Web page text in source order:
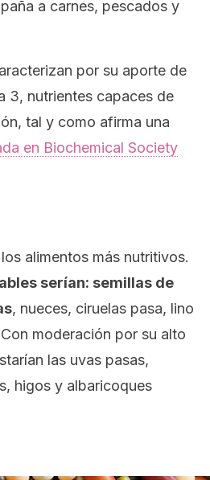
a carnes, pescados y
por su aporte de
3, nutrientes capaces de
tal y como afirma una
en Biochemical Society
alimentos más nutritivos.
serían: semillas de
, nueces, ciruelas pasa, lino
moderación por su alto
las uvas pasas,
higos y albaricoques